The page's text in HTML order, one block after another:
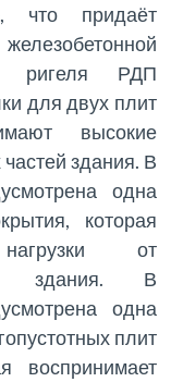
что придаёт
ригеля РДП
для двух плит
высокие
здания. В
одна
которая
от
здания. В
одна
плит
воспринимает